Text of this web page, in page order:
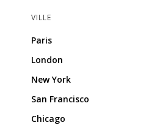
VILLE
Paris
London
New York
San Francisco
Chicago